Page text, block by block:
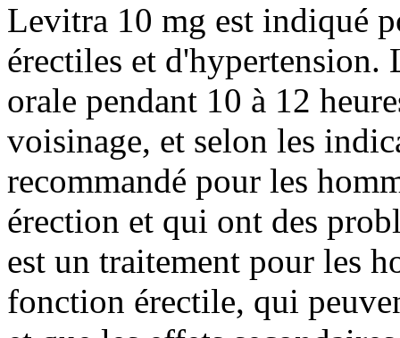
Levitra 10 mg est indiqué
érectiles et
orale pendant 10 à 12
voisinage, et selon les
recommandé pour les
érection et qui ont des
est un traitement pour les
fonction érectile, qui